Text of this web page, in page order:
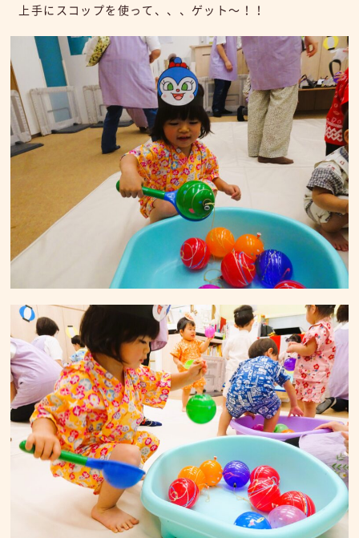
上手にスコップを使って、、、ゲット～！！